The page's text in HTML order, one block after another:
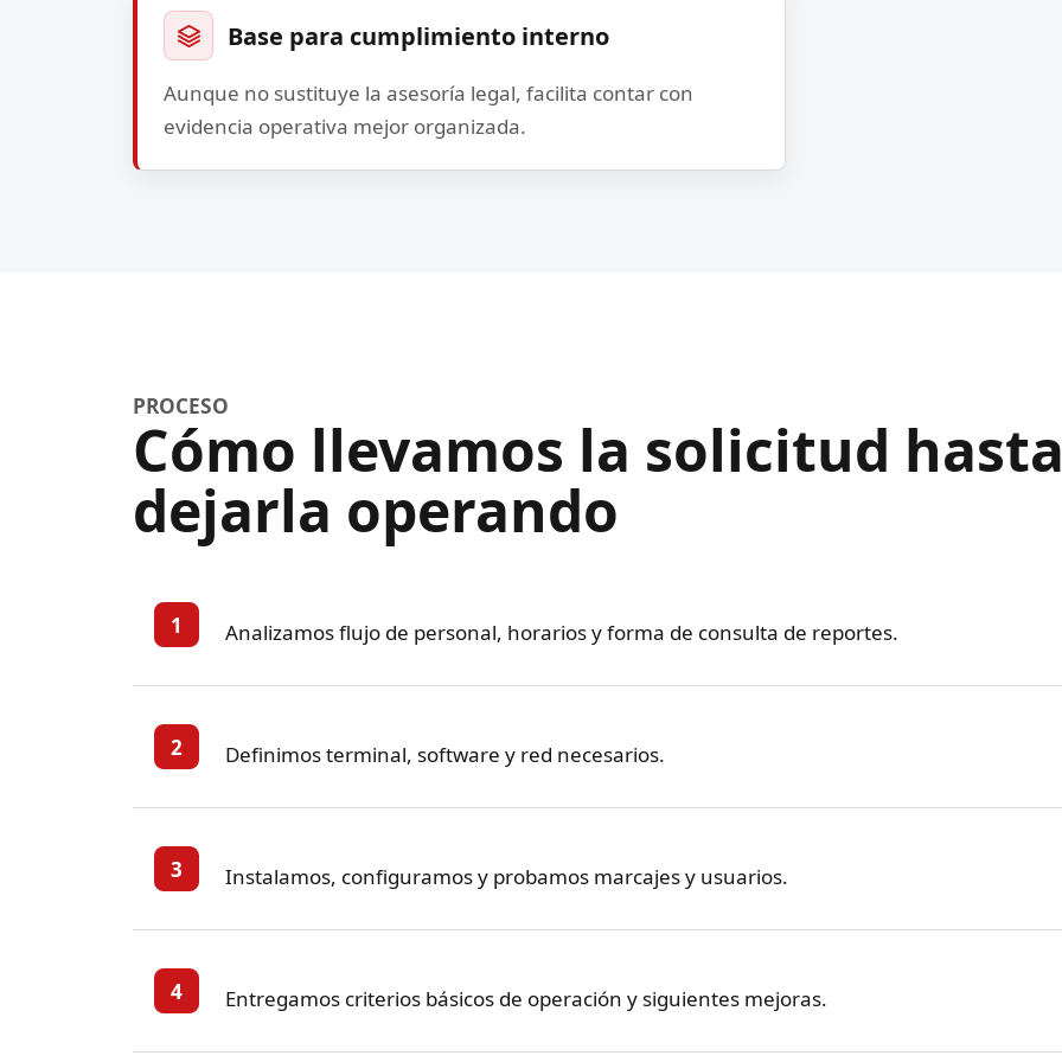
Base para cumplimiento interno
Aunque no sustituye la asesoría legal, facilita contar con
evidencia operativa mejor organizada.
PROCESO
Cómo llevamos la solicitud
dejarla operando
1 Analizamos flujo de personal, horarios y forma de consulta de reportes.
2 Definimos terminal, software y red necesarios.
3 Instalamos, configuramos y probamos marcajes y usuarios.
4 Entregamos criterios básicos de operación y siguientes mejoras.